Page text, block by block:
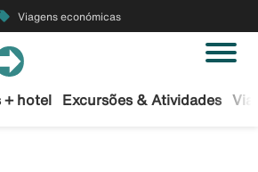
Viagens económicas
+ hotel Excursões & Atividades